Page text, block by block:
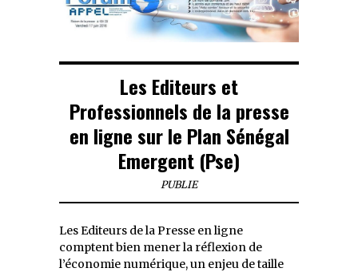
Les Editeurs et
Professionnels de la presse
en ligne sur le Plan Sénégal
Emergent (Pse)
PUBLIE
Les Editeurs de la Presse en ligne
comptent bien mener la réflexion de
l’économie numérique, un enjeu de taille